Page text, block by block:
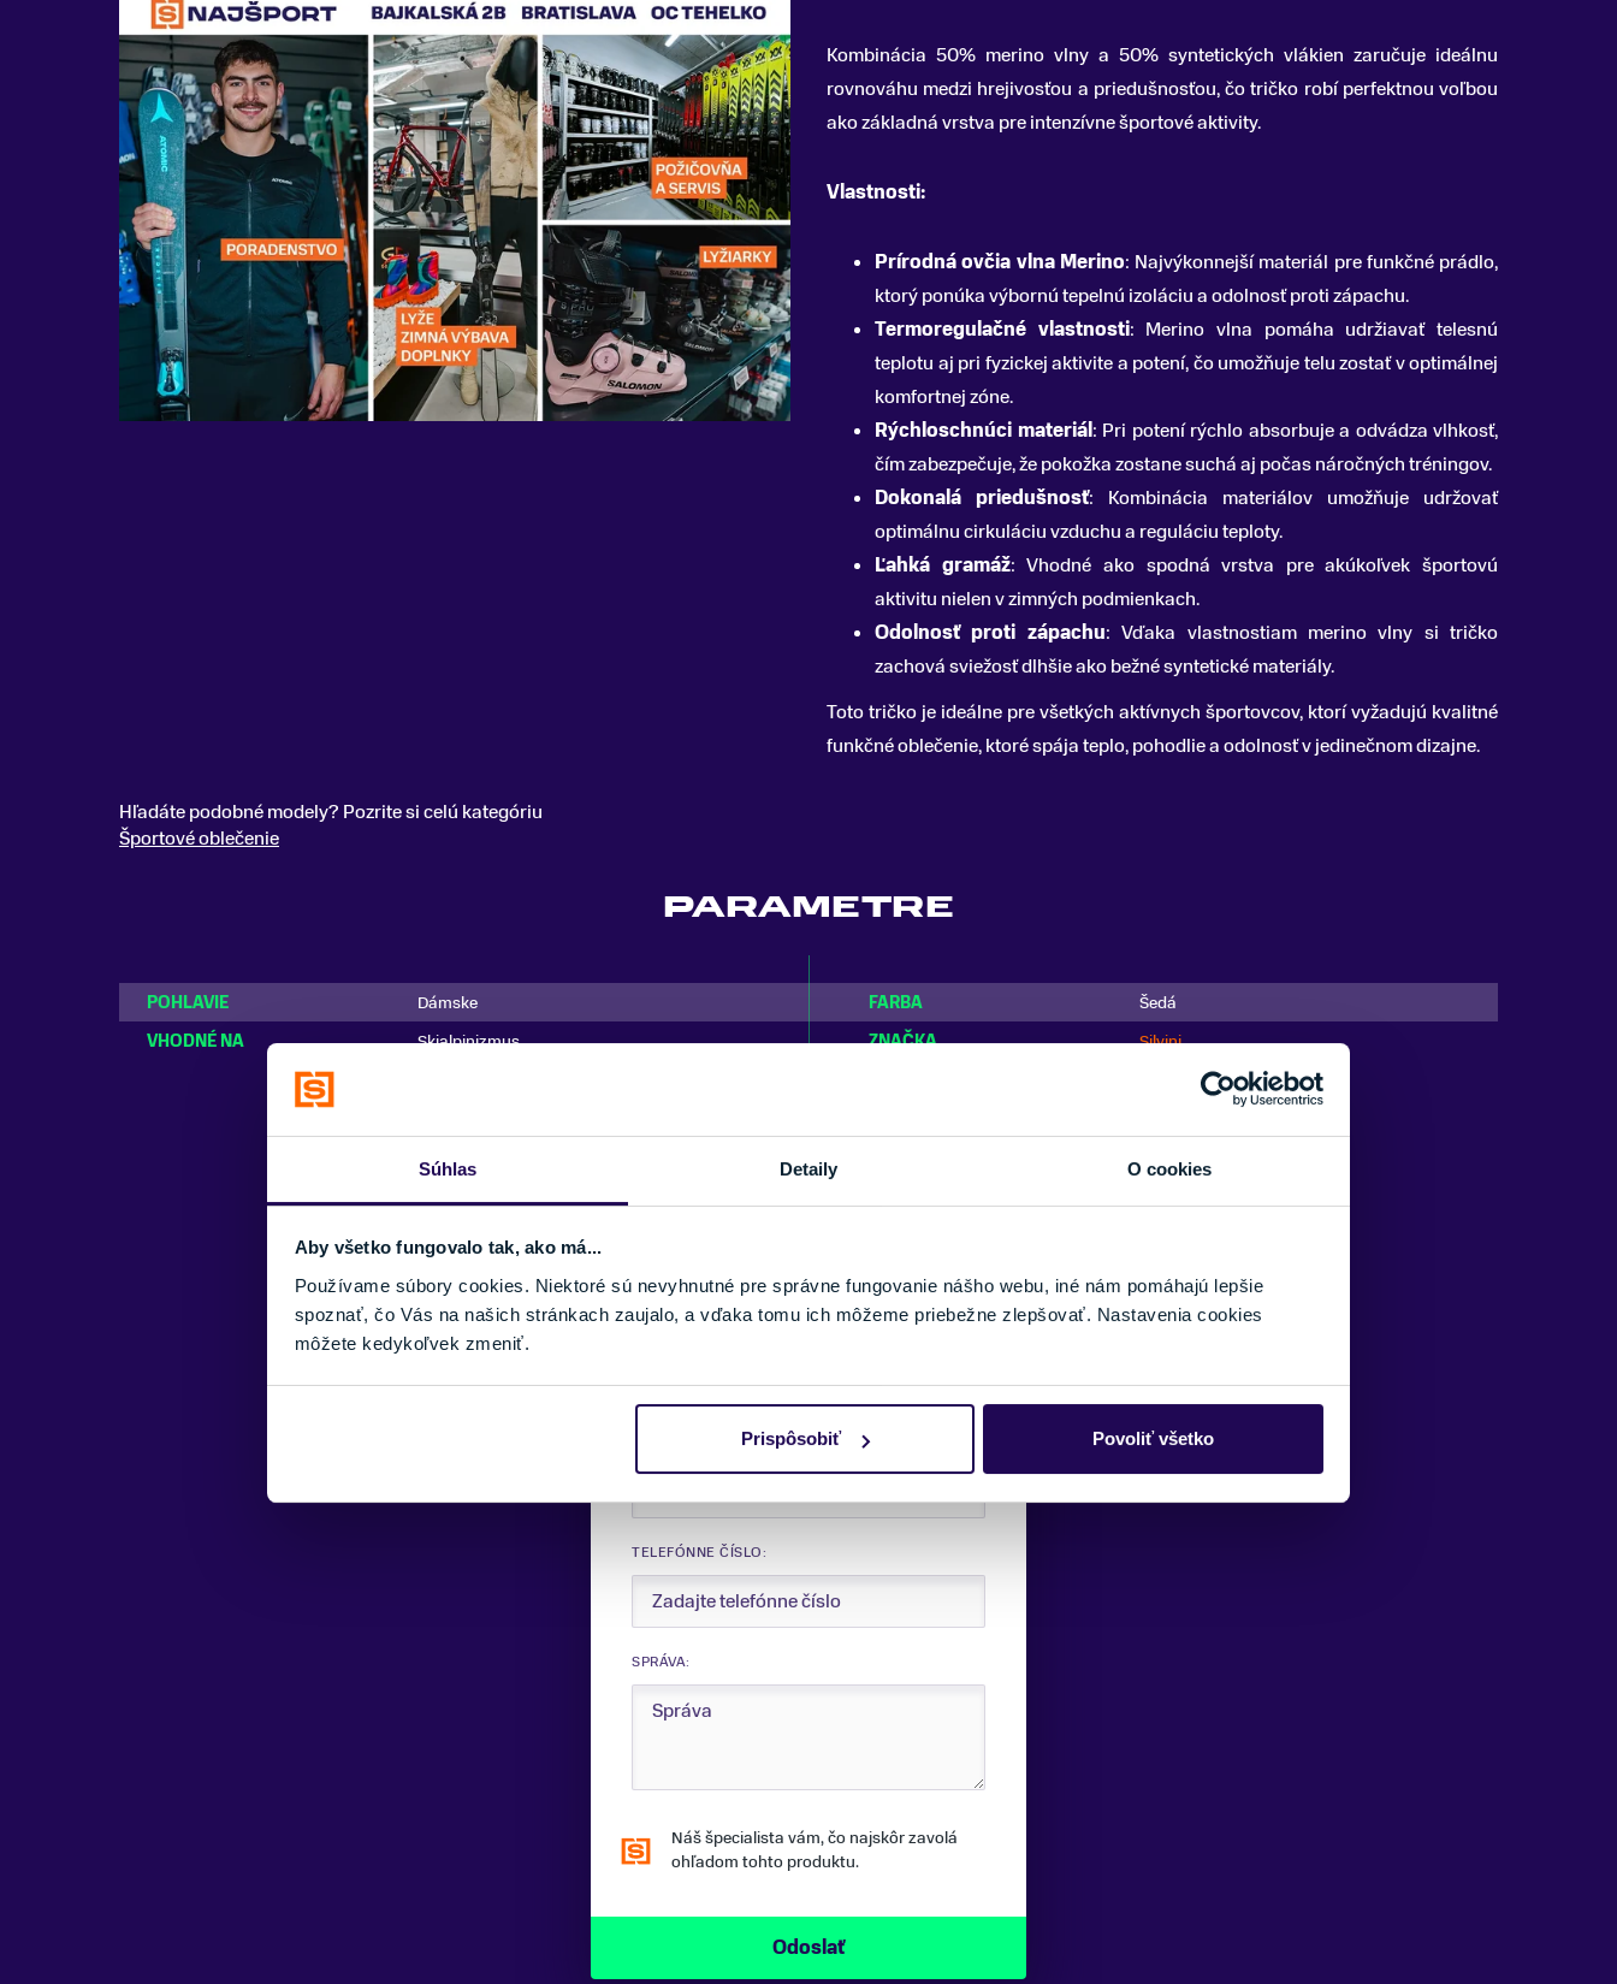
Súhlas Detaily O cookies
Aby všetko fungovalo tak, ako má...
Používame súbory cookies. Niektoré sú nevyhnutné pre správne fungovanie nášho webu, iné nám pomáhajú lepšie
spoznať, čo Vás na našich stránkach zaujalo, a vďaka tomu ich môžeme priebežne zlepšovať. Nastavenia cookies
môžete kedykoľvek zmeniť.
Prispôsobiť Povoliť všetko
Kombinácia 50% merino vlny a 50% syntetických vlákien zaručuje ideálnu
rovnováhu medzi hrejivosťou a priedušnosťou, čo tričko robí perfektnou voľbou
ako základná vrstva pre intenzívne športové aktivity.
Vlastnosti:
Prírodná ovčia vlna Merino: Najvýkonnejší materiál pre funkčné prádlo,
ktorý ponúka výbornú tepelnú izoláciu a odolnosť proti zápachu.
Termoregulačné vlastnosti: Merino vlna pomáha udržiavať telesnú
teplotu aj pri fyzickej aktivite a potení, čo umožňuje telu zostať v optimálnej
komfortnej zóne.
Rýchloschnúci materiál: Pri potení rýchlo absorbuje a odvádza vlhkosť,
čím zabezpečuje, že pokožka zostane suchá aj počas náročných tréningov.
Dokonalá priedušnosť: Kombinácia materiálov umožňuje udržovať
optimálnu cirkuláciu vzduchu a reguláciu teploty.
Ľahká gramáž: Vhodné ako spodná vrstva pre akúkoľvek športovú
aktivitu nielen v zimných podmienkach.
Odolnosť proti zápachu: Vďaka vlastnostiam merino vlny si tričko
zachová sviežosť dlhšie ako bežné syntetické materiály.
Toto tričko je ideálne pre všetkých aktívnych športovcov, ktorí vyžadujú kvalitné
funkčné oblečenie, ktoré spája teplo, pohodlie a odolnosť v jedinečnom dizajne.
Hľadáte podobné modely? Pozrite si celú kategóriu
Športové oblečenie
PARAMETRE
POHLAVIE Dámske FARBA
Šedá
VHODNÉ NA
Skialpinizmus ZNAČKA Silvini
TELEFÓNNE ČÍSLO:
SPRÁVA:
Náš špecialista vám, čo najskôr zavolá
ohľadom tohto produktu.